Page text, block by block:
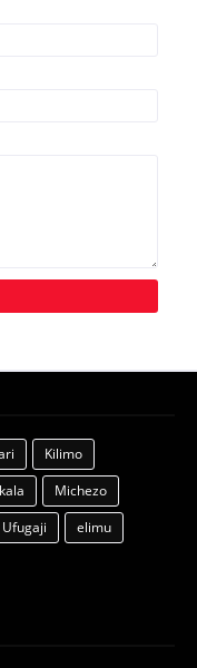
Kilimo
Michezo
Ufugaji
elimu